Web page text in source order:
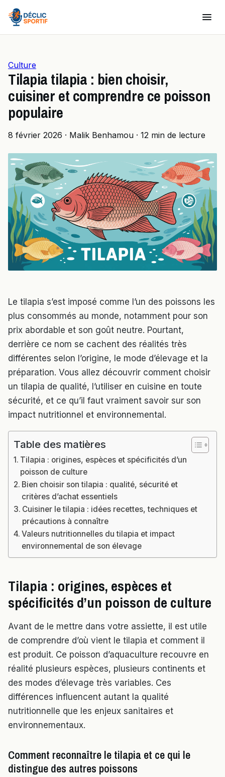
Culture
Tilapia tilapia : bien choisir,
cuisiner et comprendre ce poisson
populaire
8 février 2026 · Malik Benhamou · 12 min de lecture
Le tilapia s’est imposé comme l’un des poissons les
plus consommés au monde, notamment pour son
prix abordable et son goût neutre. Pourtant,
derrière ce nom se cachent des réalités très
différentes selon l’origine, le mode d’élevage et la
préparation. Vous allez découvrir comment choisir
un tilapia de qualité, l’utiliser en cuisine en toute
sécurité, et ce qu’il faut vraiment savoir sur son
impact nutritionnel et environnemental.
Table des matières
Tilapia : origines, espèces et spécificités d’un
poisson de culture
Bien choisir son tilapia : qualité, sécurité et
critères d’achat essentiels
Cuisiner le tilapia : idées recettes, techniques et
précautions à connaître
Valeurs nutritionnelles du tilapia et impact
environnemental de son élevage
Tilapia : origines, espèces et
spécificités d’un poisson de culture
Avant de le mettre dans votre assiette, il est utile
de comprendre d’où vient le tilapia et comment il
est produit. Ce poisson d’aquaculture recouvre en
réalité plusieurs espèces, plusieurs continents et
des modes d’élevage très variables. Ces
différences influencent autant la qualité
nutritionnelle que les enjeux sanitaires et
environnementaux.
Comment reconnaître le tilapia et ce qui le
distingue des autres poissons